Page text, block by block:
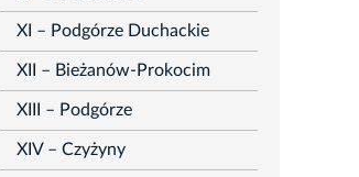
XI – Podgórze Duchackie
XII – Bieżanów-Prokocim
XIII – Podgórze
XIV – Czyżyny